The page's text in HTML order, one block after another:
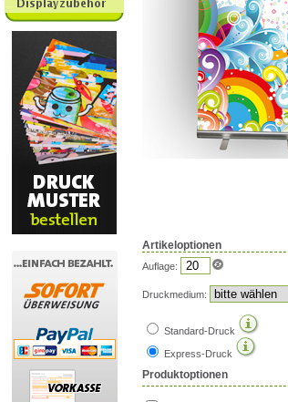
Artikeloptionen
Auflage:
Druckmedium:
Standard-Druck
Express-Druck
Produktoptionen